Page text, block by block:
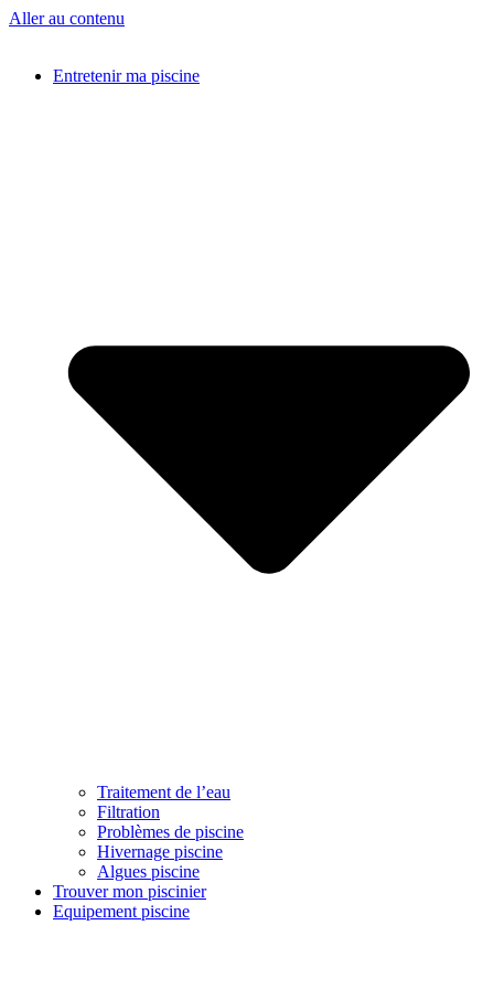
Aller au contenu
Entretenir ma piscine
Traitement de l’eau
Filtration
Problèmes de piscine
Hivernage piscine
Algues piscine
Trouver mon piscinier
Equipement piscine